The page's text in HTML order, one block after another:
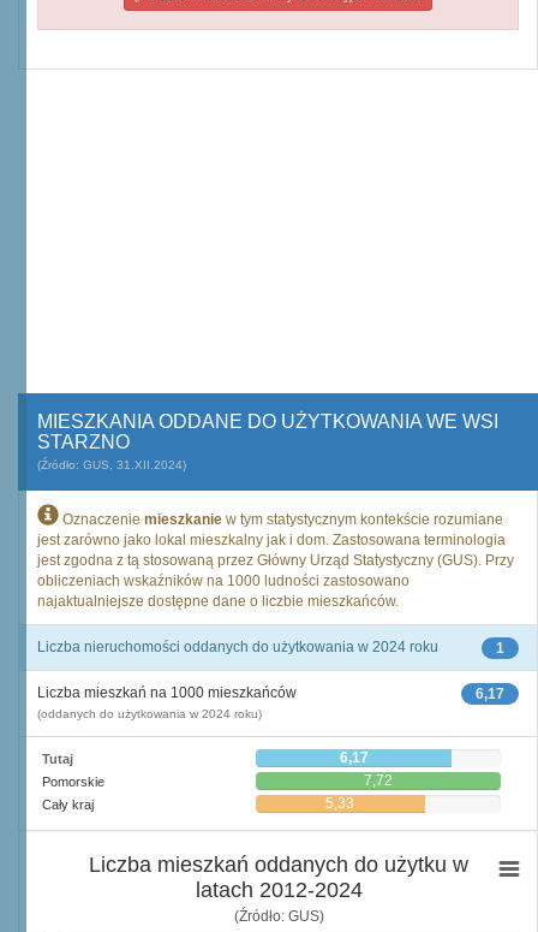
MIESZKANIA ODDANE DO UŻYTKOWANIA WE WSI
STARZNO
(Źródło: GUS, 31.XII.2024)
Oznaczenie mieszkanie w tym statystycznym kontekście rozumiane
jest zarówno jako lokal mieszkalny jak i dom. Zastosowana terminologia
jest zgodna z tą stosowaną przez Główny Urząd Statystyczny (GUS). Przy
obliczeniach wskaźników na 1000 ludności zastosowano
najaktualniejsze dostępne dane o liczbie mieszkańców.
1
Liczba nieruchomości oddanych do użytkowania w 2024 roku
6,17
Liczba mieszkań na 1000 mieszkańców
(oddanych do użytkowania w 2024 roku)
Tutaj 6,17
Pomorskie 7,72
Cały kraj 5,33
Liczba mieszkań oddanych do użytku w
latach 2012-2024
(Źródło: GUS)